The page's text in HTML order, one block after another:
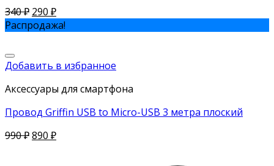
340₽ 290 ₽
Распродажа!
Добавить в избранное
Аксессуары для смартфона
Провод Griffin USB to Micro-USB 3 метра плоский
990₽890 ₽